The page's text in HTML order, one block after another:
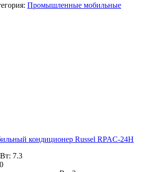
Промышленные мобильные
кондиционер Russel RPAC-24H
7.3